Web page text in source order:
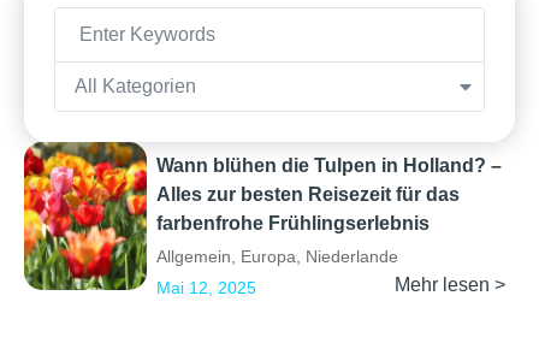
All Kategorien
Wann blühen die Tulpen in Holland? –
Alles zur besten Reisezeit für das
farbenfrohe Frühlingserlebnis
Allgemein Europa
Niederlande
Mai 12, 2025
Mehr lesen >